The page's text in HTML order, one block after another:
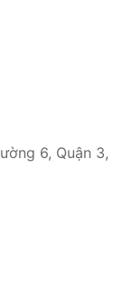
6, Quận 3,